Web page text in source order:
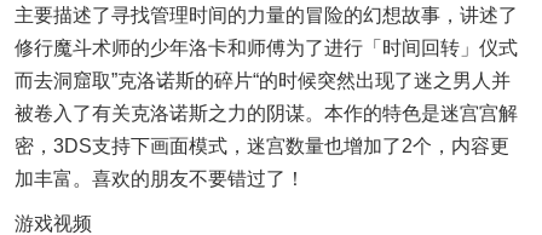
主要描述了寻找管理时间的力量的冒险的幻想故事，讲述了
修行魔斗术师的少年洛卡和师傅为了进行「时间回转」仪式
而去洞窟取”克洛诺斯的碎片“的时候突然出现了迷之男人并
被卷入了有关克洛诺斯之力的阴谋。本作的特色是迷宫宫解
密，3DS支持下画面模式，迷宫数量也增加了2个，内容更
加丰富。喜欢的朋友不要错过了！
游戏视频